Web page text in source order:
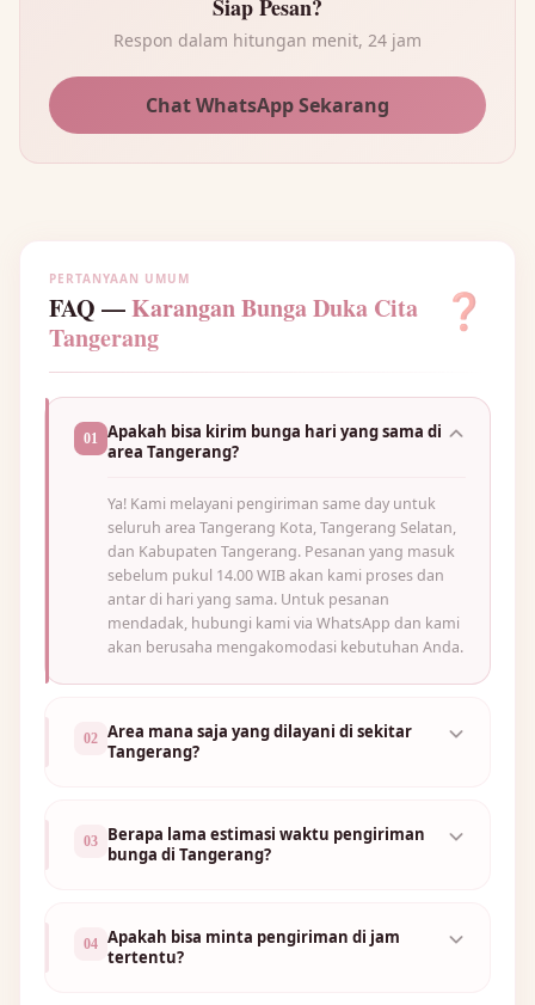
Siap Pesan?
Respon dalam hitungan menit, 24 jam
Chat WhatsApp Sekarang
PERTANYAAN UMUM
FAQ —Karangan Bunga Duka Cita
Tangerang
❓
01
Apakah bisa kirim bunga hari yang sama di
area Tangerang?
Ya! Kami melayani pengiriman same day untuk
seluruh area Tangerang Kota, Tangerang Selatan,
dan Kabupaten Tangerang. Pesanan yang masuk
sebelum pukul 14.00 WIB akan kami proses dan
antar di hari yang sama. Untuk pesanan
mendadak, hubungi kami via WhatsApp dan kami
akan berusaha mengakomodasi kebutuhan Anda.
02 Area mana saja yang dilayani di sekitar
Tangerang?
03
Berapa lama estimasi waktu pengiriman
bunga di Tangerang?
04 Apakah bisa minta pengiriman di jam
tertentu?